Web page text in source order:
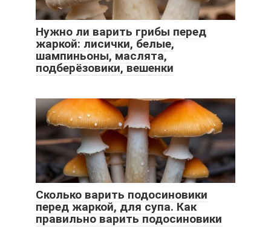
Нужно ли варить грибы перед
жаркой: лисички, белые,
шампиньоны, маслята,
подберёзовики, вешенки
Сколько варить подосиновики
перед жаркой, для супа. Как
правильно варить подосиновики